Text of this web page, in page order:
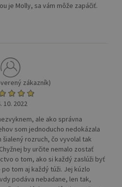
je Molly, sa vám môže zapáčiť.
zákazník)
10. 2022
ale ako správna
som jednoducho nedokázala
rozruch, čo vyvolal tak
by určite nemalo zostať
o tom, ako si každý zaslúži byť
tom aj každý túži. Jej kúzlo
podáva nebadane, len tak,